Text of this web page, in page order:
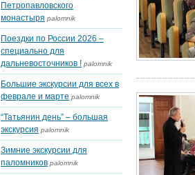
Петропавловского
монастыря palomnik
Поездки по России 2026 –
специально для
дальневосточников ! palomnik
Большие экскурсии для всех в
феврале и марте palomnik
“Татьянин день” – большая
экскурсия palomnik
Зимние экскурсии для
паломников palomnik